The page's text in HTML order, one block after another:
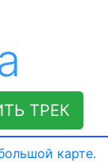
ТРЕК
карте.